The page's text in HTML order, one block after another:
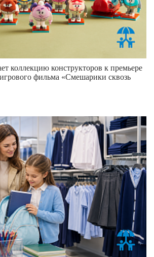
коллекцию конструкторов к премьере
фильма «Смешарики сквозь